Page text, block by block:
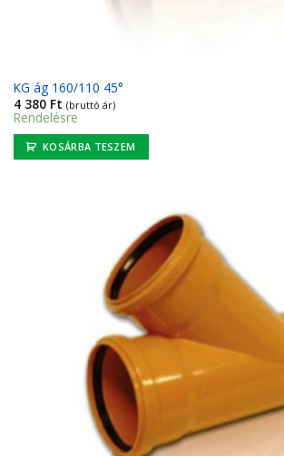
KG ág 160/110 45°
4 380 Ft (bruttó ár)
Rendelésre
KOSÁRBA TESZEM